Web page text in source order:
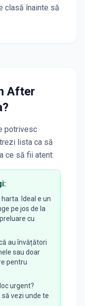
clasă înainte să
After
?
potrivesc
lista ca să
ce să fii atent:
Ideal e un
pe jos de la
cu
au învățători
sau doar
pentru
urgent?
să vezi unde te